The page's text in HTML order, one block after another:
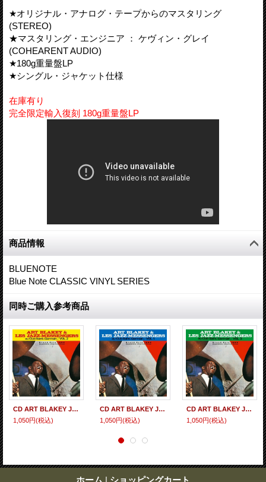
★オリジナル・アナログ・テープからのマスタリング
(STEREO)
★マスタリング・エンジニア ： ケヴィン・グレイ
(COHEARENT AUDIO)
★180g重量盤LP
★シングル・ジャケット仕様
在庫有り
完全限定輸入復刻 180g重量盤LP
商品情報
BLUENOTE
Blue Note CLASSIC VINYL SERIES
同時ご購入参考商品
CD ART BLAKEY JAZZ MESSENGERS アート・ブレイキー＆ザ・ジャズ・メッセンジャーズ / サンジェルマンのジャズ・メッセンジャーズ Vol.2
1,050円(税込)
CD ART BLAKEY JAZZ MESSENGERS アート・ブレイキー＆ザ・ジャズ・メッセンジャーズ / サンジェルマンのジャズ・メッセンジャーズ Vol.1
1,050円(税込)
CD ART BLAKEY JAZZ MESSENGERS アート・ブレイキー＆ザ・ジャズ・メッセンジャーズ / サンジェルマンのジャズ・メッセンジャーズ Vol.3
1,050円(税込)
ホーム | ショッピングカート